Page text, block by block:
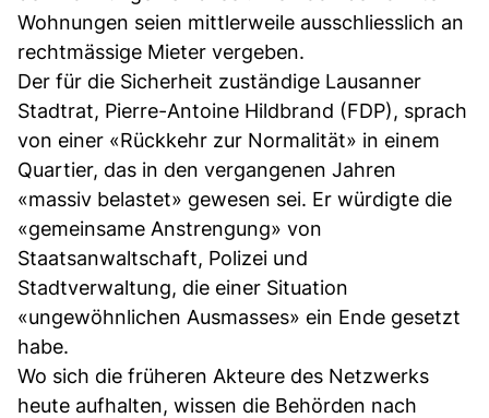
Wohnungen seien mittlerweile ausschliesslich an
rechtmässige Mieter vergeben.
Der für die Sicherheit zuständige Lausanner
Stadtrat, Pierre-Antoine Hildbrand (FDP), sprach
von einer «Rückkehr zur Normalität» in einem
Quartier, das in den vergangenen Jahren
«massiv belastet» gewesen sei. Er würdigte die
«gemeinsame Anstrengung» von
Staatsanwaltschaft, Polizei und
Stadtverwaltung, die einer Situation
«ungewöhnlichen Ausmasses» ein Ende gesetzt
habe.
Wo sich die früheren Akteure des Netzwerks
heute aufhalten, wissen die Behörden nach